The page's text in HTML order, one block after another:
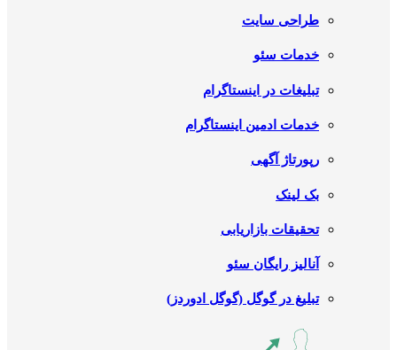
طراحی سایت
خدمات سئو
تبلیغات در اینستاگرام
خدمات ادمین اینستاگرام
رپورتاژ آگهی
بک لینک
تحقیقات بازاریابی
آنالیز رایگان سئو
تبلیغ در گوگل (گوگل ادوردز)